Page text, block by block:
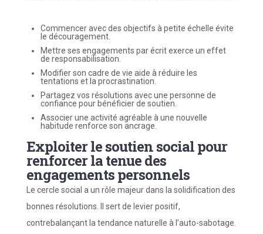
Commencer avec des objectifs à petite échelle évite
le découragement.
Mettre ses engagements par écrit exerce un effet
de responsabilisation.
Modifier son cadre de vie aide à réduire les
tentations et la procrastination.
Partagez vos résolutions avec une personne de
confiance pour bénéficier de soutien.
Associer une activité agréable à une nouvelle
habitude renforce son ancrage.
Exploiter le soutien social pour
renforcer la tenue des
engagements personnels
Le cercle social a un rôle majeur dans la solidification des
bonnes résolutions. Il sert de levier positif,
contrebalançant la tendance naturelle à l’auto-sabotage.